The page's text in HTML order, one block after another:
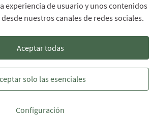
experiencia de usuario y unos contenidos
nuestros canales de redes sociales.
Aceptar todas
solo las esenciales
Configuración
Participación Ciudadana
Participación Ciudadana
ficheros de datos abiertos
de cookies
Escuela de Participación Ciudadana en
Escuela de Participación
Escuela de Participación